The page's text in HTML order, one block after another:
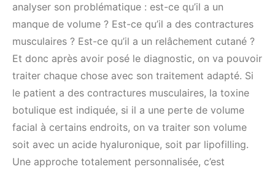
analyser son problématique : est-ce qu’il a un
manque de volume ? Est-ce qu’il a des contractures
musculaires ? Est-ce qu’il a un relâchement cutané ?
Et donc après avoir posé le diagnostic, on va pouvoir
traiter chaque chose avec son traitement adapté. Si
le patient a des contractures musculaires, la toxine
botulique est indiquée, si il a une perte de volume
facial à certains endroits, on va traiter son volume
soit avec un acide hyaluronique, soit par lipofilling.
Une approche totalement personnalisée, c’est